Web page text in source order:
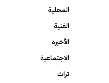
المحلية
الفنية
الأخيرة
الاجتماعية
تراث